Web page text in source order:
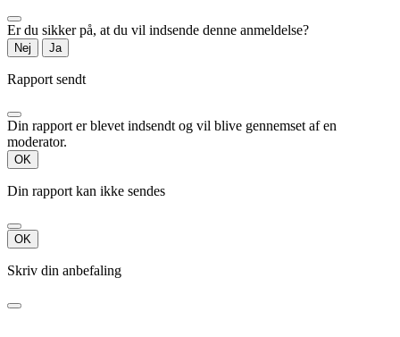
Er du sikker på, at du vil indsende denne anmeldelse?
Nej Ja
Rapport sendt
Din rapport er blevet indsendt og vil blive gennemset af en
moderator.
OK
Din rapport kan ikke sendes
OK
Skriv din anbefaling